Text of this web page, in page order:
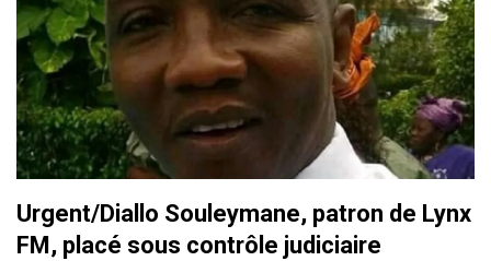
Urgent/Diallo Souleymane, patron de Lynx
FM, placé sous contrôle judiciaire